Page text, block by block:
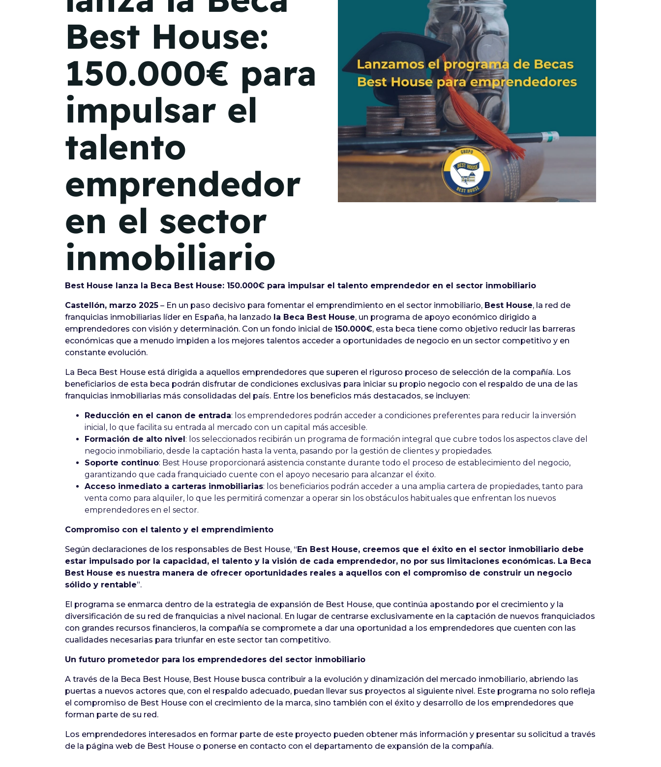
08
Castilla-La Mancha
2026 -
22 de octubre
Barcelona 2026 2 -
VER MÁS
Infórmate
Best House:
150.000€ para
impulsar el
talento
emprendedor
en el sector
inmobiliario
Best House lanza la Beca Best House: 150.000€ para impulsar el talento emprendedor en el sector inmobiliario
Castellón, marzo 2025 – En un paso decisivo para fomentar el emprendimiento en el sector inmobiliario, Best House, la red de
franquicias inmobiliarias líder en España, ha lanzado la Beca Best House, un programa de apoyo económico dirigido a
emprendedores con visión y determinación. Con un fondo inicial de 150.000€, esta beca tiene como objetivo reducir las barreras
económicas que a menudo impiden a los mejores talentos acceder a oportunidades de negocio en un sector competitivo y en
constante evolución.
La Beca Best House está dirigida a aquellos emprendedores que superen el riguroso proceso de selección de la compañía. Los
beneficiarios de esta beca podrán disfrutar de condiciones exclusivas para iniciar su propio negocio con el respaldo de una de las
franquicias inmobiliarias más consolidadas del país. Entre los beneficios más destacados, se incluyen:
Reducción en el canon de entrada: los emprendedores podrán acceder a condiciones preferentes para reducir la inversión
inicial, lo que facilita su entrada al mercado con un capital más accesible.
Formación de alto nivel: los seleccionados recibirán un programa de formación integral que cubre todos los aspectos clave del
negocio inmobiliario, desde la captación hasta la venta, pasando por la gestión de clientes y propiedades.
Soporte continuo: Best House proporcionará asistencia constante durante todo el proceso de establecimiento del negocio,
garantizando que cada franquiciado cuente con el apoyo necesario para alcanzar el éxito.
Acceso inmediato a carteras inmobiliarias: los beneficiarios podrán acceder a una amplia cartera de propiedades, tanto para
venta como para alquiler, lo que les permitirá comenzar a operar sin los obstáculos habituales que enfrentan los nuevos
emprendedores en el sector.
Compromiso con el talento y el emprendimiento
Según declaraciones de los responsables de Best House, “En Best House, creemos que el éxito en el sector inmobiliario debe
estar impulsado por la capacidad, el talento y la visión de cada emprendedor, no por sus limitaciones económicas. La Beca
Best House es nuestra manera de ofrecer oportunidades reales a aquellos con el compromiso de construir un negocio
sólido y rentable”.
El programa se enmarca dentro de la estrategia de expansión de Best House, que continúa apostando por el crecimiento y la
diversificación de su red de franquicias a nivel nacional. En lugar de centrarse exclusivamente en la captación de nuevos franquiciados
con grandes recursos financieros, la compañía se compromete a dar una oportunidad a los emprendedores que cuenten con las
cualidades necesarias para triunfar en este sector tan competitivo.
Un futuro prometedor para los emprendedores del sector inmobiliario
A través de la Beca Best House, Best House busca contribuir a la evolución y dinamización del mercado inmobiliario, abriendo las
puertas a nuevos actores que, con el respaldo adecuado, puedan llevar sus proyectos al siguiente nivel. Este programa no solo refleja
el compromiso de Best House con el crecimiento de la marca, sino también con el éxito y desarrollo de los emprendedores que
forman parte de su red.
Los emprendedores interesados en formar parte de este proyecto pueden obtener más información y presentar su solicitud a través
de la página web de Best House o ponerse en contacto con el departamento de expansión de la compañía.